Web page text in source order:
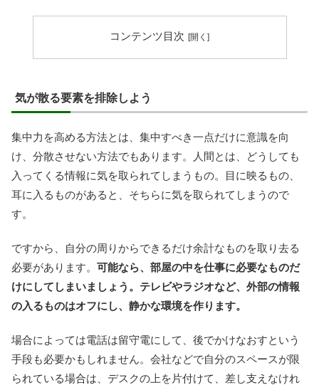
コンテンツ目次
気が散る要素を排除しよう
集中力を高める方法とは、集中すべき一点だけに意識を向
け、分散させない方法でもあります。人間とは、どうしても
入ってくる情報に気を取られてしまうもの。目に映るもの、
耳に入るものがあると、そちらに気を取られてしまうので
す。
ですから、自分の周りからできるだけ余計なものを取り去る
必要があります。 可能なら、部屋の中を仕事に必要なものだ
けにしてしまいましょう。テレビやラジオなど、外部の情報
の入るものはオフにし、静かな環境を作ります。
場合によっては電話は留守電にして、後でかけなおすという
手段も必要かもしれません。会社などで自分のスペースが限
られている場合は、デスクの上を片付けて、差し支えなけれ